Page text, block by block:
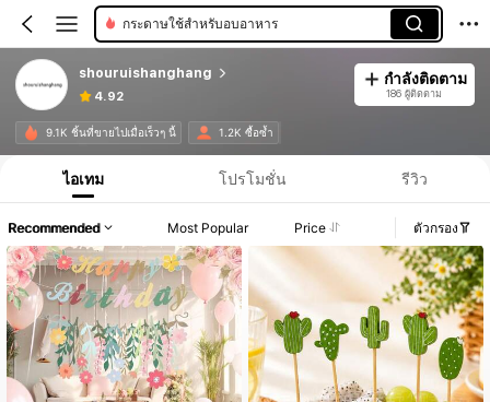
กระดาษใช้สำหรับอบอาหาร
shouruishanghang
4.92
กำลังติดตาม
186 ผู้ติดตาม
9.1K ชิ้นที่ขายไปเมื่อเร็วๆ นี้ 1.2K ซื้อซ้ำ
ไอเทม โปรโมชั่น รีวิว
Recommended Most Popular Price ตัวกรอง